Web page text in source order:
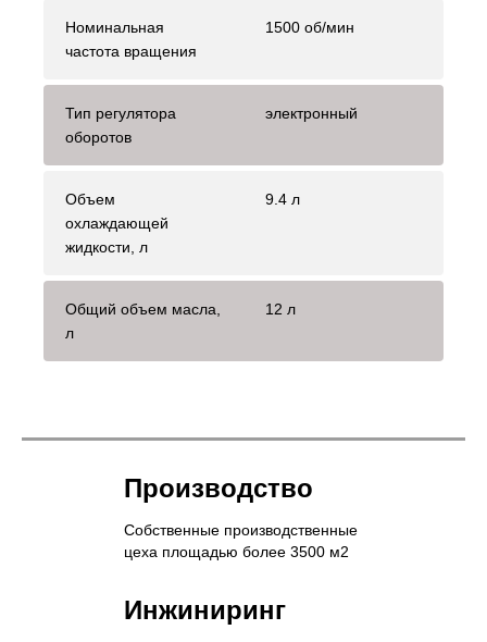
Номинальная
частота вращения
1500 об/мин
Тип регулятора
оборотов
электронный
Объем
охлаждающей
жидкости, л
9.4 л
Общий объем масла,
л
12 л
Производство
Собственные производственные
цеха площадью более 3500 м2
Инжиниринг